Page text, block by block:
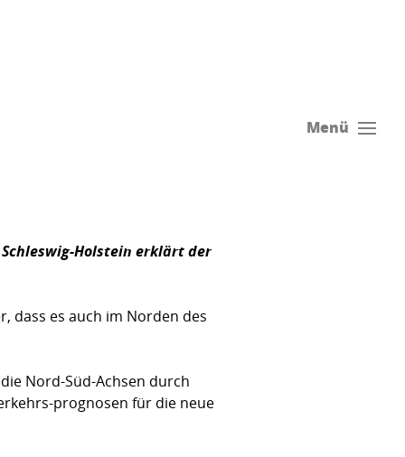
Menü
Holstein erklärt der
dass es auch im Norden des
Nord-Süd-Achsen durch
prognosen für die neue